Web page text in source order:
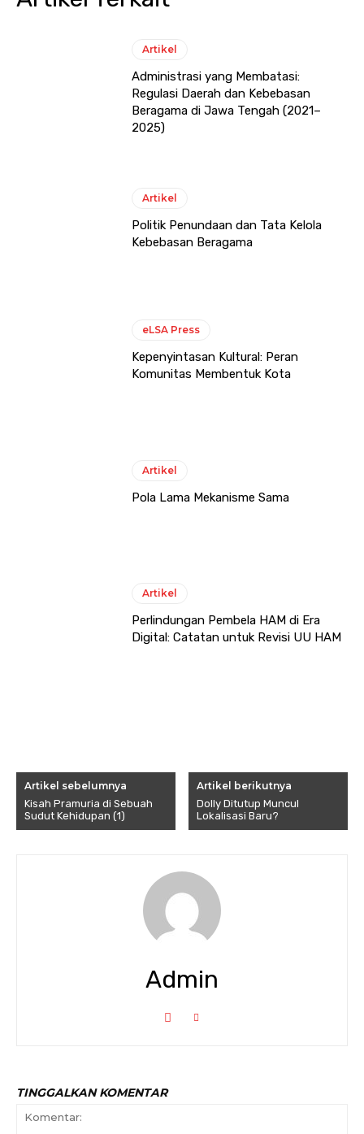
Artikel
Administrasi yang Membatasi:
Regulasi Daerah dan Kebebasan
Beragama di Jawa Tengah (2021–
2025)
Artikel
Politik Penundaan dan Tata Kelola
Kebebasan Beragama
eLSA Press
Kepenyintasan Kultural: Peran
Komunitas Membentuk Kota
Artikel
Pola Lama Mekanisme Sama
Artikel
Perlindungan Pembela HAM di Era
Digital: Catatan untuk Revisi UU HAM
Artikel sebelumnya
Kisah Pramuria di Sebuah
Sudut Kehidupan (1)
Artikel berikutnya
Dolly Ditutup Muncul
Lokalisasi Baru?
Admin
TINGGALKAN KOMENTAR